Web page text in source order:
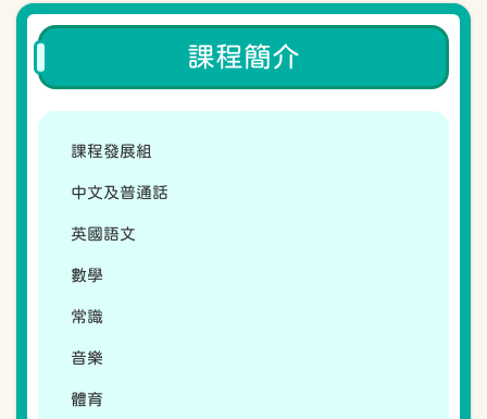
課程簡介
課程發展組
中文及普通話
英國語文
數學
常識
音樂
體育